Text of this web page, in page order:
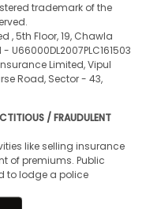
trademark of the
, 5th Floor, 19, Chawla
U66000DL2007PLC161503
Limited, Vipul
Road, Sector - 43,
/ FRAUDULENT
like selling insurance
of premiums. Public
to lodge a police